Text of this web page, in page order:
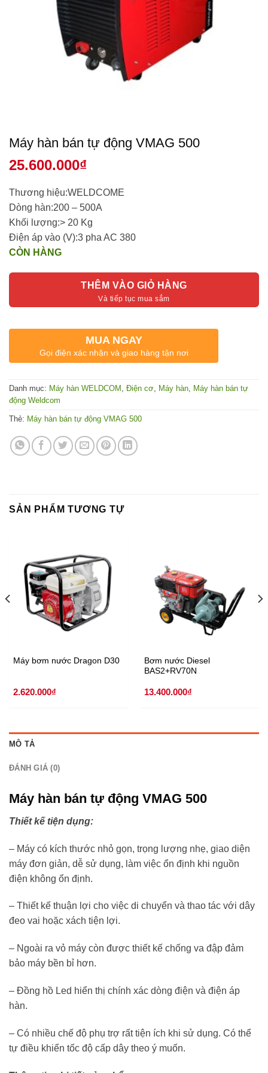
Máy hàn bán tự động VMAG 500
25.600.000₫
Thương hiệu:WELDCOME
Dòng hàn:200 – 500A
Khối lượng:> 20 Kg
Điện áp vào (V):3 pha AC 380
CÒN HÀNG
THÊM VÀO GIỎ HÀNG
MUA NGAY
Gọi điện xác nhận và giao hàng tận nơi
Danh mục: Máy hàn WELDCOM , Điện cơ, Máy hàn, Máy hàn bán tự
động Weldcom
Thẻ: Máy hàn bán tự động VMAG 500
SẢN PHẨM TƯƠNG TỰ
Máy bơm nước Dragon D30
2.620.000₫
Bơm nước Diesel
BAS2+RV70N
13.400.000₫
MÔ TẢ
ĐÁNH GIÁ (0)
Máy hàn bán tự động VMAG 500
Thiết kế tiện dụng:
– Máy có kích thước nhỏ gọn, trọng lượng nhẹ, giao diện
máy đơn giản, dễ sử dụng, làm việc ổn định khi nguồn
điện không ổn định.
– Thiết kế thuận lợi cho việc di chuyển và thao tác với dây
đeo vai hoặc xách tiện lợi.
– Ngoài ra vỏ máy còn được thiết kế chống va đập đảm
bảo máy bền bỉ hơn.
– Đồng hồ Led hiển thị chính xác dòng điện và điện áp
hàn.
– Có nhiều chế độ phụ trợ rất tiện ích khi sử dụng. Có thể
tự điều khiển tốc độ cấp dây theo ý muốn.